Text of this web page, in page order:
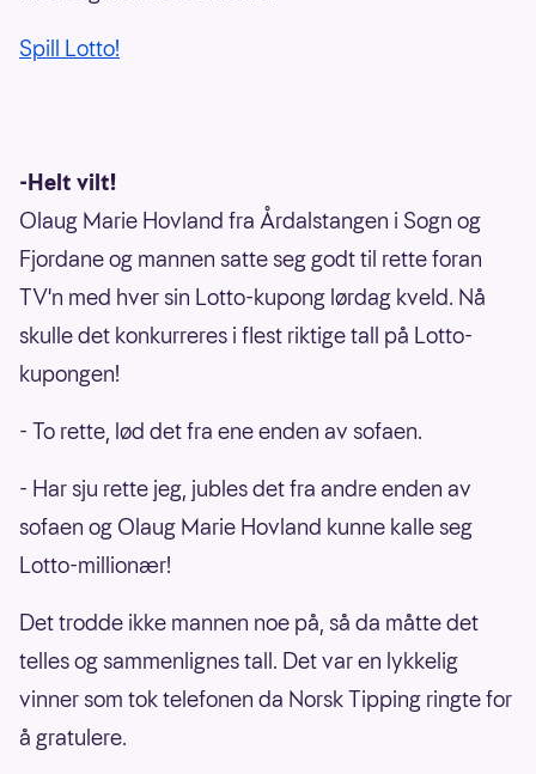
Spill Lotto!
-Helt vilt!
Olaug Marie Hovland fra Årdalstangen i Sogn og
Fjordane og mannen satte seg godt til rette foran
TV'n med hver sin Lotto-kupong lørdag kveld. Nå
skulle det konkurreres i flest riktige tall på Lotto-
kupongen!
- To rette, lød det fra ene enden av sofaen.
- Har sju rette jeg, jubles det fra andre enden av
sofaen og Olaug Marie Hovland kunne kalle seg
Lotto-millionær!
Det trodde ikke mannen noe på, så da måtte det
telles og sammenlignes tall. Det var en lykkelig
vinner som tok telefonen da Norsk Tipping ringte for
å gratulere.